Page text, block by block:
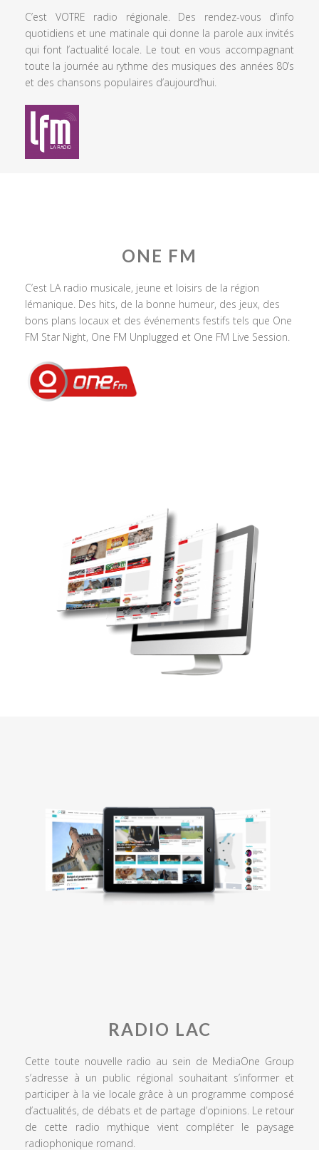
C’est VOTRE radio régionale. Des rendez-vous d’info
quotidiens et une matinale qui donne la parole aux invités
qui font l’actualité locale. Le tout en vous accompagnant
toute la journée au rythme des musiques des années 80’s
et des chansons populaires d’aujourd’hui.
ONE FM
C’est LA radio musicale, jeune et loisirs de la région
lémanique. Des hits, de la bonne humeur, des jeux, des
bons plans locaux et des événements festifs tels que One
FM Star Night, One FM Unplugged et One FM Live Session.
RADIO LAC
Cette toute nouvelle radio au sein de MediaOne Group
s’adresse à un public régional souhaitant s’informer et
participer à la vie locale grâce à un programme composé
d’actualités, de débats et de partage d’opinions. Le retour
de cette radio mythique vient compléter le paysage
radiophonique romand.